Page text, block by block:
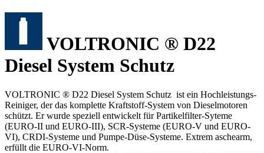
VOLTRONIC ® D22
Diesel System Schutz
VOLTRONIC ® D22 Diesel System Schutz ist ein Hochleistungs-
Reiniger, der das komplette Kraftstoff-System von Dieselmotoren
schützt. Er wurde speziell entwickelt für Partikelfilter-Syteme
(EURO-II und EURO-III), SCR-Systeme (EURO-V und EURO-
VI), CRDI-Systeme und Pumpe-Düse-Systeme. Extrem aschearm,
erfüllt die EURO-VI-Norm.